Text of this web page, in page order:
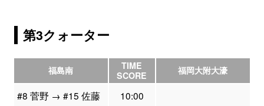
第3クォーター
福島南
TIME
SCORE
福岡大附大濠
#8 菅野 → #15 佐藤
10:00